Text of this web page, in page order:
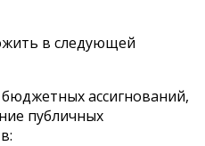
в следующей
ассигнований,
публичных